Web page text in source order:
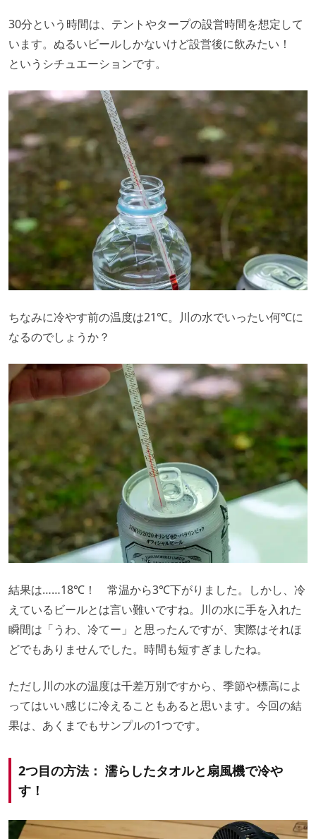
30分という時間は、テントやタープの設営時間を想定して
います。ぬるいビールしかないけど設営後に飲みたい！
というシチュエーションです。
ちなみに冷やす前の温度は21℃。川の水でいったい何℃に
なるのでしょうか？
結果は……18℃！ 常温から3℃下がりました。しかし、冷
えているビールとは言い難いですね。川の水に手を入れた
瞬間は「うわ、冷てー」と思ったんですが、実際はそれほ
どでもありませんでした。時間も短すぎましたね。
ただし川の水の温度は千差万別ですから、季節や標高によ
ってはいい感じに冷えることもあると思います。今回の結
果は、あくまでもサンプルの1つです。
2つ目の方法： 濡らしたタオルと扇風機で冷や
す！